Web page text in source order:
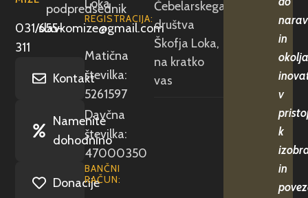
podpredsednik
031/655-
311
slavkomize@gmail.com
Kontakt
Namenite
dohodnino
Donacije
Loka
REGISTRACIJA:
Matična
številka:
5261597
Davčna
številka:
47000350
BANČNI
RAČUN:
Čebelarskega
društva
Škofja Loka,
na kratko
vas
in
v
k
in